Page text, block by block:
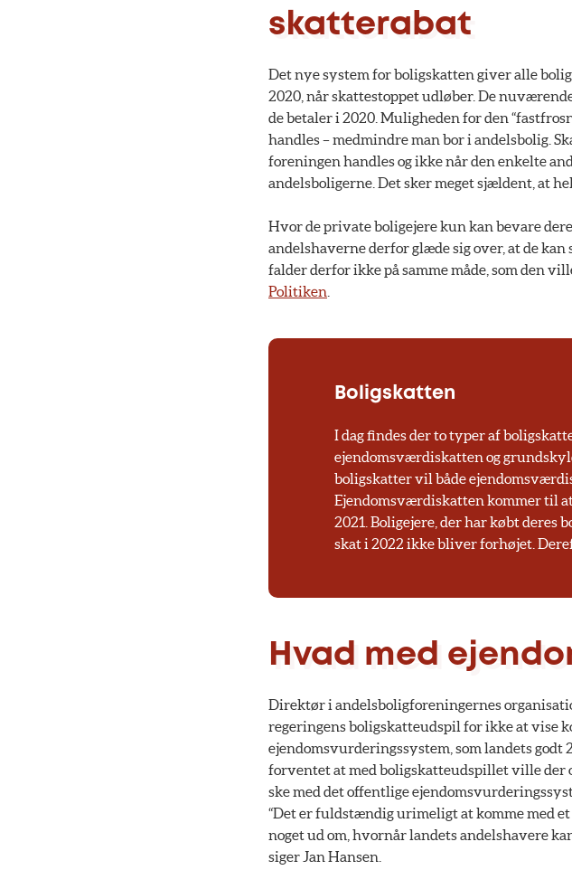
skatterabat
Det nye system for boligskatten giver alle
2020, når skattestoppet udløber. De
de betaler i 2020. Muligheden for den
handles – medmindre man bor i andelsbolig.
foreningen handles og ikke når den enkelte
andelsboligerne. Det sker meget sjældent, at
Hvor de private boligejere kun kan bevare
andelshaverne derfor glæde sig over, at de
falder derfor ikke på samme måde, som den
Politiken
Boligskatten
I dag findes der to typer af
ejendomsværdiskatten og
boligskatter vil både
Ejendomsværdiskatten kommer til
2021. Boligejere, der har købt deres
skat i 2022 ikke bliver forhøjet.
Hvad med
Direktør i andelsboligforeningernes
regeringens boligskatteudspil for ikke at vise
ejendomsvurderingssystem, som landets godt
forventet at med boligskatteudspillet ville der
ske med det offentlige
“Det er fuldstændig urimeligt at komme med
noget ud om, hvornår landets andelshavere
siger Jan Hansen.